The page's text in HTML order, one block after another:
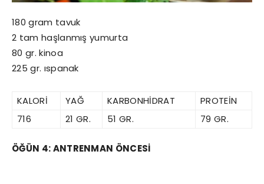
180 gram tavuk
2 tam haşlanmış yumurta
80 gr. kinoa
225 gr. ıspanak
KALORİ YAĞ KARBONHİDRAT
PROTEİN
716
21 GR. 51 GR. 79 GR.
ÖĞÜN 4: ANTRENMAN ÖNCESİ